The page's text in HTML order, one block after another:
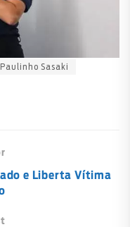
Sasaki
e Liberta Vítima